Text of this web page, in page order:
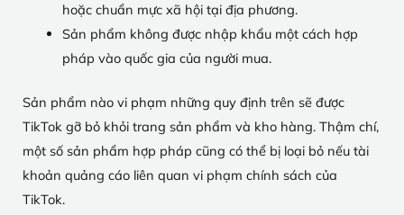
hoặc chuẩn mực xã hội tại địa phương.
Sản phẩm không được nhập khẩu một cách hợp
pháp vào quốc gia của người mua.
Sản phẩm nào vi phạm những quy định trên sẽ được
TikTok gỡ bỏ khỏi trang sản phẩm và kho hàng. Thậm chí,
một số sản phẩm hợp pháp cũng có thể bị loại bỏ nếu tài
khoản quảng cáo liên quan vi phạm chính sách của
TikTok.